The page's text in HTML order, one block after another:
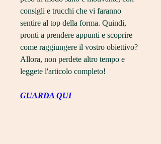
consigli e trucchi che vi faranno
sentire al top della forma. Quindi,
pronti a prendere appunti e scoprire
come raggiungere il vostro obiettivo?
Allora, non perdete altro tempo e
leggete l'articolo completo!
GUARDA QUI